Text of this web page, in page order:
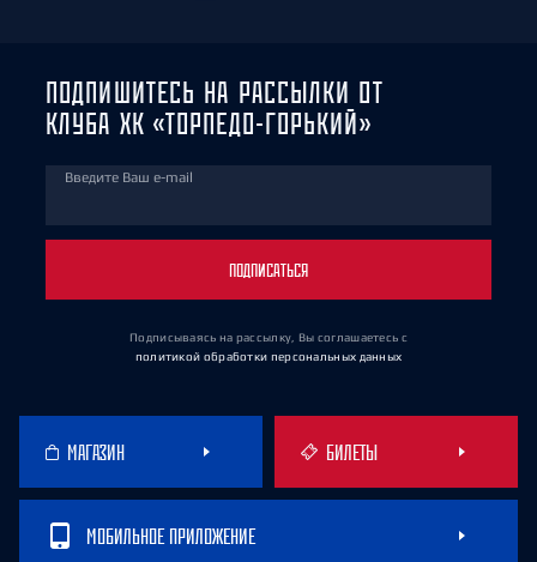
ПОДПИШИТЕСЬ НА РАССЫЛКИ ОТ
КЛУБА ХК «ТОРПЕДО-ГОРЬКИЙ»
Введите Ваш e-mail
ПОДПИСАТЬСЯ
Подписываясь на рассылку, Вы соглашаетесь с
политикой обработки персональных данных
МАГАЗИН БИЛЕТЫ
МОБИЛЬНОЕ ПРИЛОЖЕНИЕ